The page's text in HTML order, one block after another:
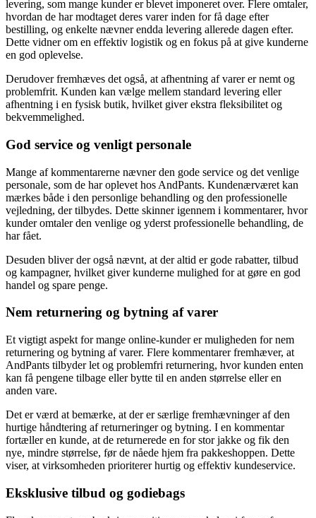
levering, som mange kunder er blevet imponeret over. Flere omtaler,
hvordan de har modtaget deres varer inden for få dage efter
bestilling, og enkelte nævner endda levering allerede dagen efter.
Dette vidner om en effektiv logistik og en fokus på at give kunderne
en god oplevelse.
Derudover fremhæves det også, at afhentning af varer er nemt og
problemfrit. Kunden kan vælge mellem standard levering eller
afhentning i en fysisk butik, hvilket giver ekstra fleksibilitet og
bekvemmelighed.
God service og venligt personale
Mange af kommentarerne nævner den gode service og det venlige
personale, som de har oplevet hos AndPants. Kundenærværet kan
mærkes både i den personlige behandling og den professionelle
vejledning, der tilbydes. Dette skinner igennem i kommentarer, hvor
kunder omtaler den venlige og yderst professionelle behandling, de
har fået.
Desuden bliver der også nævnt, at der altid er gode rabatter, tilbud
og kampagner, hvilket giver kunderne mulighed for at gøre en god
handel og spare penge.
Nem returnering og bytning af varer
Et vigtigt aspekt for mange online-kunder er muligheden for nem
returnering og bytning af varer. Flere kommentarer fremhæver, at
AndPants tilbyder let og problemfri returnering, hvor kunden enten
kan få pengene tilbage eller bytte til en anden størrelse eller en
anden vare.
Det er værd at bemærke, at der er særlige fremhævninger af den
hurtige håndtering af returneringer og bytning. I en kommentar
fortæller en kunde, at de returnerede en for stor jakke og fik den
nye, mindre størrelse, før de nåede hjem fra pakkeshoppen. Dette
viser, at virksomheden prioriterer hurtig og effektiv kundeservice.
Eksklusive tilbud og godiebags